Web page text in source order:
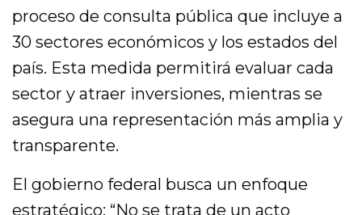
proceso de consulta pública que incluye a
30 sectores económicos y los estados del
país. Esta medida permitirá evaluar cada
sector y atraer inversiones, mientras se
asegura una representación más amplia y
transparente.
El gobierno federal busca un enfoque
estratégico: “No se trata de un acto